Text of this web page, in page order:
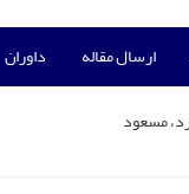
ارسال مقاله داوران
مسعود